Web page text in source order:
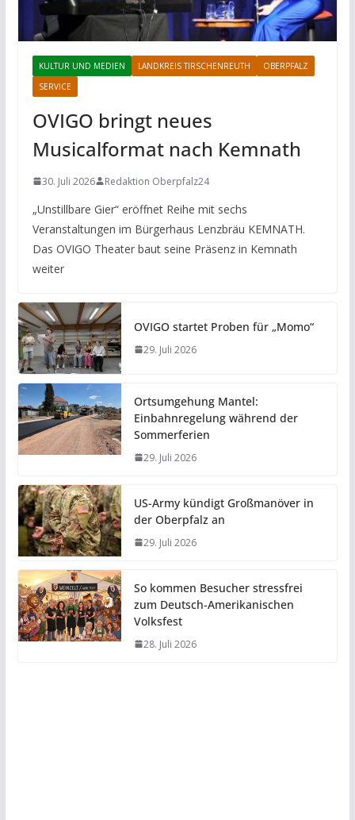
KULTUR UND MEDIEN LANDKREIS TIRSCHENREUTH
OBERPFALZ
SERVICE
OVIGO bringt neues
Musicalformat nach Kemnath
30. Juli 2026 Redaktion Oberpfalz24
„Unstillbare Gier“ eröffnet Reihe mit sechs
Veranstaltungen im Bürgerhaus Lenzbräu KEMNATH.
Das OVIGO Theater baut seine Präsenz in Kemnath
weiter
OVIGO startet Proben für „Momo“
29. Juli 2026
Ortsumgehung Mantel:
Einbahnregelung während der
Sommerferien
29. Juli 2026
US-Army kündigt Großmanöver in
der Oberpfalz an
29. Juli 2026
So kommen Besucher stressfrei
zum Deutsch-Amerikanischen
Volksfest
28. Juli 2026